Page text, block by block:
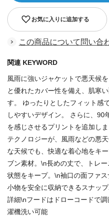
お気に入りに追加する
この商品について問い合
関連 KEYWORD
風雨に強いジャケットで悪天候
と優れたカバー性を備え、肌寒
す。 ゆったりとしたフィット感
しやすいデザイン。 さらに、90
を感じさせるプリントを追加し
テクノロジーが、風雨などの悪
な天候でも、快適な着心地をキ
ブン素材。\n長めの丈で、トレ
状態をキープ。\n袖口の面ファ
小物を安全に収納できるスナッ
詳細\nフードはドローコードで
濯機洗い可能